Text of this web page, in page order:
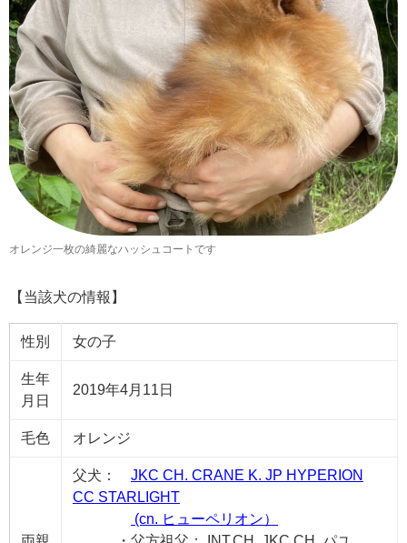
オレンジ一枚の綺麗なハッシュコートです
【当該犬の情報】
性別 女の子
生年
月日
2019年4月11日
毛色 オレンジ
父犬： JKC CH. CRANE K. JP HYPERION
CC STARLIGHT
(cn. ヒューペリオン）